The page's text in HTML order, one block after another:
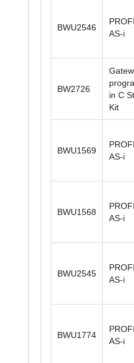
BWU2546
AS-i
BW2726
in C
Kit
BWU1569
AS-i
BWU1568
AS-i
BWU2545
AS-i
BWU1774
AS-i